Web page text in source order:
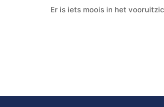
Er is iets moois in het